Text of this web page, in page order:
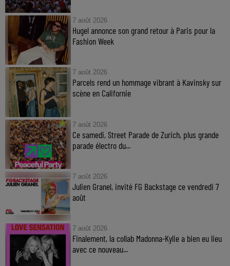
7 août 2026
Hugel annonce son grand retour à Paris pour la
Fashion Week
7 août 2026
Parcels rend un hommage vibrant à Kavinsky sur
scène en Californie
7 août 2026
Ce samedi, Street Parade de Zurich, plus grande
parade électro du...
7 août 2026
Julien Granel, invité FG Backstage ce vendredi 7
août
7 août 2026
Finalement, la collab Madonna-Kylie a bien eu lieu
avec ce nouveau...